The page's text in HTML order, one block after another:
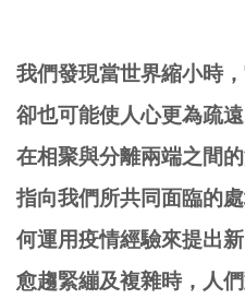
我們發現當世界縮小時
卻也可能使人心更為疏
在相聚與分離兩端之間
指向我們所共同面臨的
何運用疫情經驗來提出
愈趨緊繃及複雜時，人